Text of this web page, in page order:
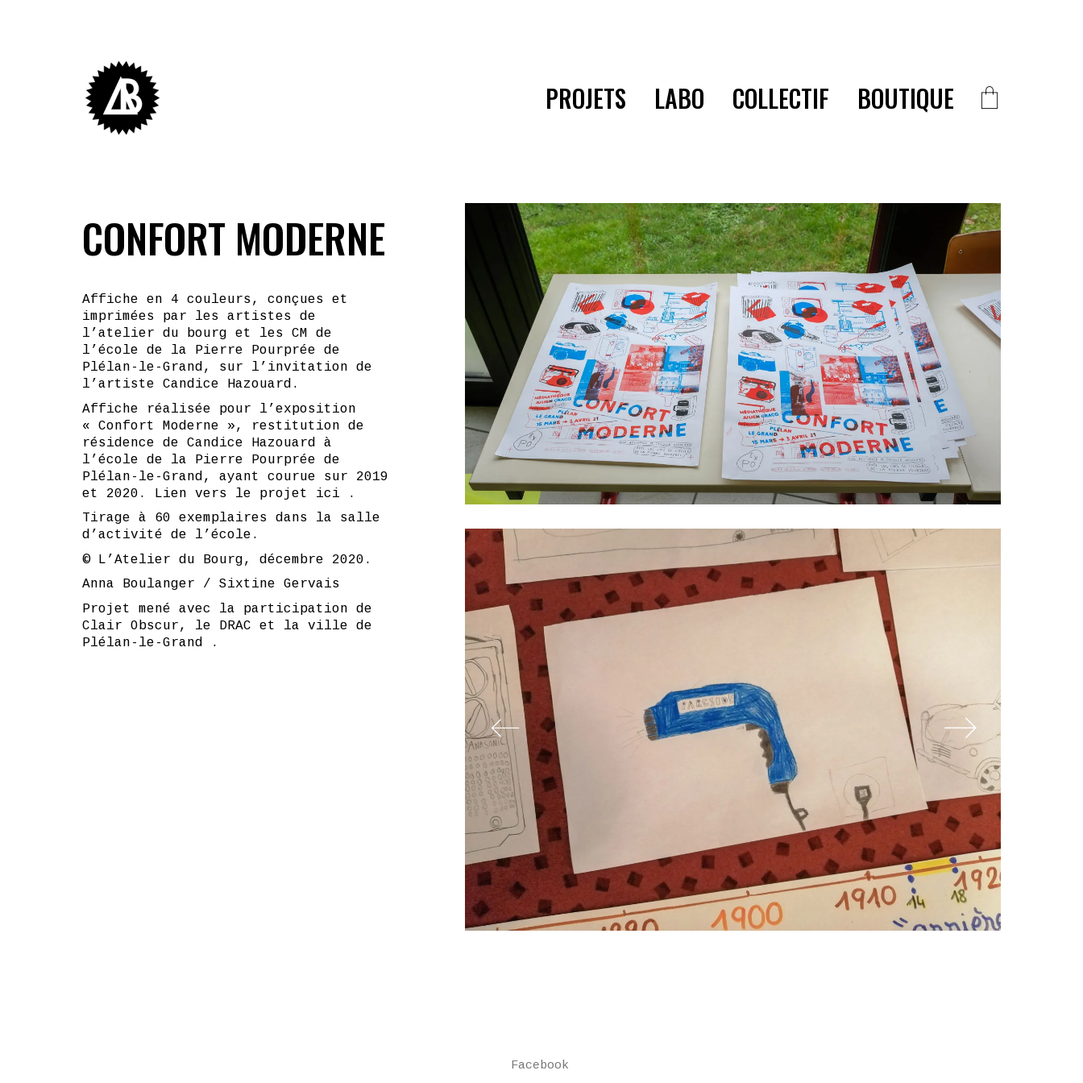
PROJETS LABO COLLECTIF BOUTIQUE
CONFORT MODERNE
Affiche en 4 couleurs, conçues et
imprimées par les artistes de
l’atelier du bourg et les CM de
l’école de la Pierre Pourprée de
Plélan-le-Grand, sur l’invitation de
l’artiste Candice Hazouard.
Affiche réalisée pour l’exposition
« Confort Moderne », restitution de
résidence de Candice Hazouard à
l’école de la Pierre Pourprée de
Plélan-le-Grand, ayant courue sur 2019
et 2020. Lien vers le projet ici .
Tirage à 60 exemplaires dans la salle
d’activité de l’école.
© L’Atelier du Bourg, décembre 2020.
Anna Boulanger / Sixtine Gervais
Projet mené avec la participation de
Clair Obscur, le DRAC et la ville de
Plélan-le-Grand .
Facebook